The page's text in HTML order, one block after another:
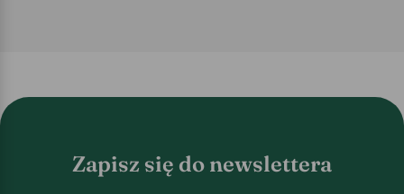
Zapisz się do newslettera